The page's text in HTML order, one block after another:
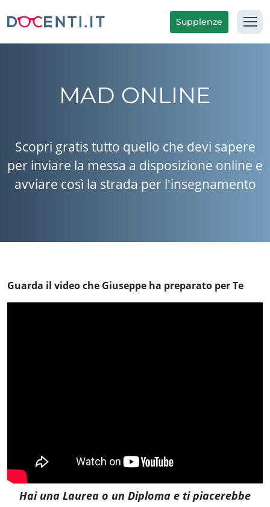
Supplenze
MAD ONLINE
Scopri gratis tutto quello che devi sapere
per inviare la messa a disposizione online e
avviare così la strada per l'insegnamento
Guarda il video che Giuseppe ha preparato per Te
Hai una Laurea o un Diploma e ti piacerebbe